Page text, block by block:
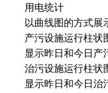
用电统计
以曲线图的方式展
产污设施运行柱状
显示昨日和今日产
治污设施运行柱状
显示昨日和今日治